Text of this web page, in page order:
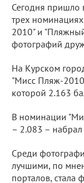
Сегодня пришло
трех
2010" и
фотографий
На Курском
"Мисс Пляж-
которой 2.163
В номинации
– 2.083 – набрал
Среди
лучшими, по
порталов, стала